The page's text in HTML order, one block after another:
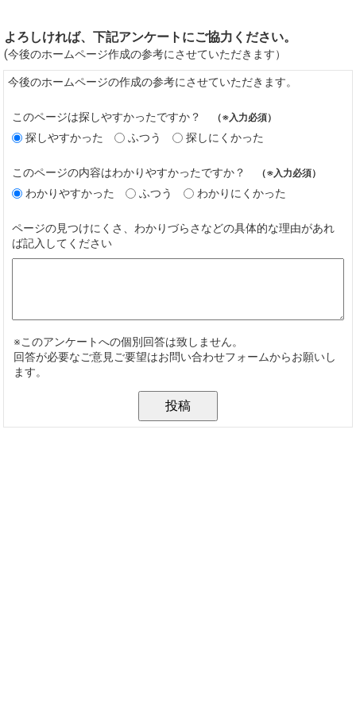
よろしければ、下記アンケートにご協力ください。
(今後のホームページ作成の参考にさせていただきます）
今後のホームページの作成の参考にさせていただきます。
このページは探しやすかったですか？ （※入力必須）
探しやすかった ふつう 探しにくかった
このページの内容はわかりやすかったですか？ （※入力必須）
わかりやすかった ふつう わかりにくかった
ページの見つけにくさ、わかりづらさなどの具体的な理由があれ
ば記入してください
※このアンケートへの個別回答は致しません。
回答が必要なご意見ご要望はお問い合わせフォームからお願いし
ます。